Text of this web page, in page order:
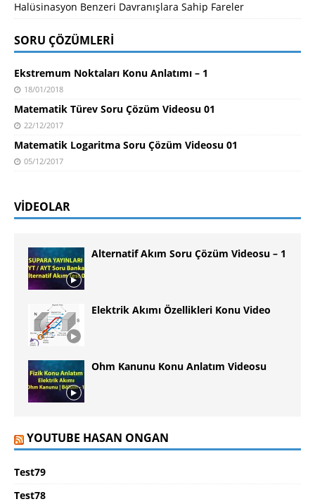
Halüsinasyon Benzeri Davranışlara Sahip Fareler
SORU ÇÖZÜMLERI
Ekstremum Noktaları Konu Anlatımı – 1
18/01/2018
Matematik Türev Soru Çözüm Videosu 01
22/12/2017
Matematik Logaritma Soru Çözüm Videosu 01
05/12/2017
VIDEOLAR
Alternatif Akım Soru Çözüm Videosu – 1
Elektrik Akımı Özellikleri Konu Video
Ohm Kanunu Konu Anlatım Videosu
YOUTUBE HASAN ONGAN
Test79
Test78